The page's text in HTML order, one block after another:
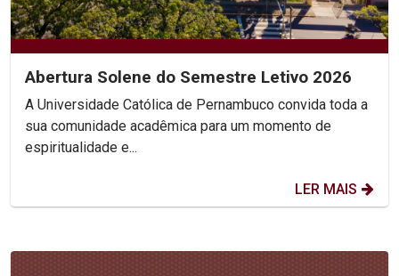
Abertura Solene do Semestre Letivo 2026
A Universidade Católica de Pernambuco convida toda a
sua comunidade acadêmica para um momento de
espiritualidade e...
LER MAIS